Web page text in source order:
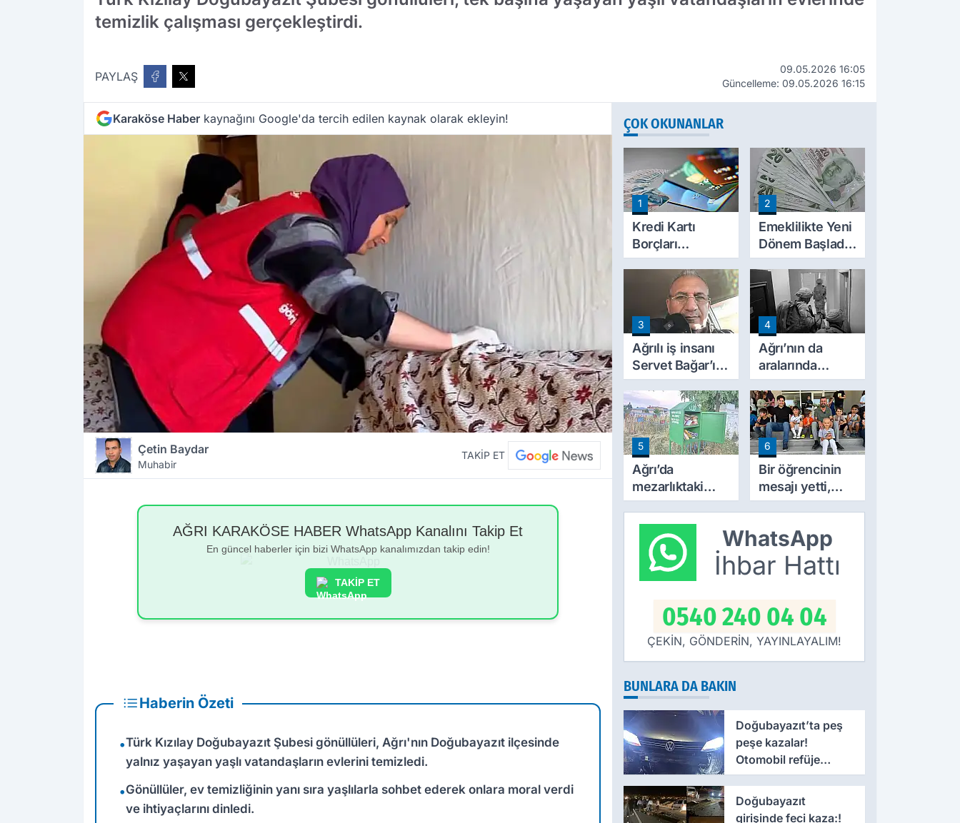
temizlik çalışması gerçekleştirdi.
PAYLAŞ
09.05.2026 16:05
Güncelleme: 09.05.2026 16:15
Karaköse Haber kaynağını Google'da tercih edilen kaynak olarak ekleyin!
Çetin Baydar
Muhabir
TAKİP ET
AĞRI KARAKÖSE HABER WhatsApp Kanalını Takip Et
En güncel haberler için bizi WhatsApp kanalımızdan takip edin!
TAKİP ET
Haberin Özeti
•Türk Kızılay Doğubayazıt Şubesi gönüllüleri, Ağrı'nın Doğubayazıt ilçesinde
yalnız yaşayan yaşlı vatandaşların evlerini temizledi.
•Gönüllüler, ev temizliğinin yanı sıra yaşlılarla sohbet ederek onlara moral verdi
ve ihtiyaçlarını dinledi.
ÇOK OKUNANLAR
1
Kredi Kartı
Borçları
Silinecek mi?
TBMM'ye
Sunulan
Tekliflerin
Ayrıntıları Belli
Oldu
2
Emeklilikte Yeni
Dönem Başladı!
SGK'dan E-
Devlet Hamlesi
3
Ağrılı iş insanı
Servet Bağar’ın
acı günü
4
Ağrı’nın da
aralarında
bulunduğu 30
ilde DEAŞ
operasyonu:
104 şüpheli
yakalandı
5
Ağrı’da
mezarlıktaki
Kur’an kutusu
vatandaşlardan
yoğun ilgi
görüyor
6
Bir öğrencinin
mesajı yetti,
İlhami Yıldız
aldı
WhatsApp
İhbar Hattı
0540 240 04 04
ÇEKİN, GÖNDERİN, YAYINLAYALIM!
BUNLARA DA BAKIN
Doğubayazıt’ta peş
peşe kazalar!
Otomobil refüje
savruldu
Doğubayazıt
girişinde feci kaza:!